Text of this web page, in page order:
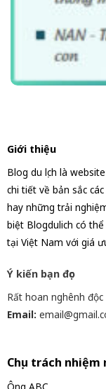
Giới thiệu
Blog du lịch là
chi tiết về bản sắc
hay những trải
biệt Blogdulich có
tại Việt Nam với giá
Ý kiến bạn đọc
Rất hoan nghênh
Email:
Chịu trách nhiệm